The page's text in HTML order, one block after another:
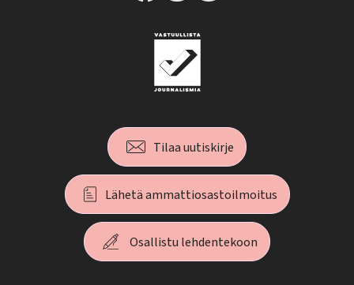
Tilaa uutiskirje
Lähetä ammattiosastoilmoitus
Osallistu lehdentekoon